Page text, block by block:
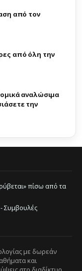
από τον
από όλη την
αναλώσιμα
την
πίσω από τα
Συμβουλές
με δωρεάν
και